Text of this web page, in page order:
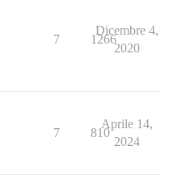
7 1266
Dicembre 4,
2020
7 810
Aprile 14,
2024